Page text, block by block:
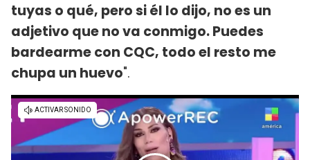
tuyas o qué, pero si él lo dijo, no es un
adjetivo que no va conmigo. Puedes
bardearme con CQC, todo el resto me
chupa un huevo".